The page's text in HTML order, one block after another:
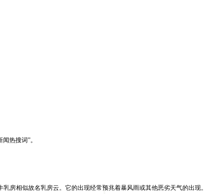
热搜词”。
相似故名乳房云。它的出现经常预兆着暴风雨或其他恶劣天气的出现。